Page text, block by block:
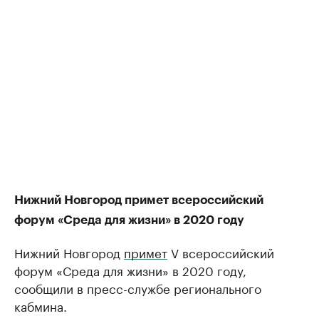
Нижний Новгород примет всероссийский
форум «Среда для жизни» в 2020 году
Нижний Новгород приметV всероссийский
форум «Среда для жизни» в 2020 году,
сообщили в пресс-службе регионального
кабмина.